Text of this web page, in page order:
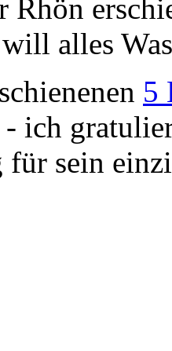
Rhön
alles
5
ich
für sein